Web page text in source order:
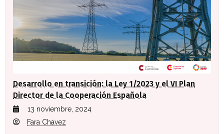
Desarrollo en transición: la Ley 1/2023 y el VI Plan
Director de la Cooperación Española
13 noviembre, 2024
Fara Chavez